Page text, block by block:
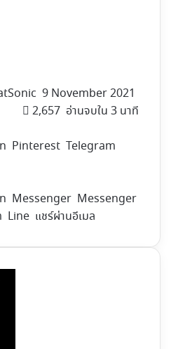
9 November 2021
2,657 อ่านจบใน 3 นาที
Pinterest Telegram
Messenger Messenger
Line แชร์ผ่านอีเมล